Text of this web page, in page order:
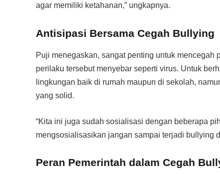
agar memiliki ketahanan,” ungkapnya.
Antisipasi Bersama Cegah Bullying
Puji menegaskan, sangat penting untuk
perilaku tersebut menyebar seperti virus. Untuk
lingkungan baik di rumah maupun di sekolah,
yang solid.
“Kita ini juga sudah sosialisasi dengan beberapa
mengsosialisasikan jangan sampai terjadi bullying
Peran Pemerintah dalam Cegah